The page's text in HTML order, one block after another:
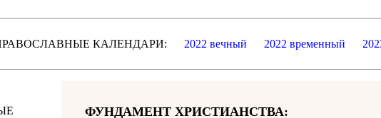
КАЛЕНДАРИ: 2022 вечный 2022 временный
ФУНДАМЕНТ ХРИСТИАНСТВА: